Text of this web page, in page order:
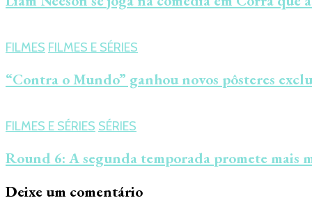
FILMES FILMES E SÉRIES
“Contra o Mundo” ganhou novos pôsteres
FILMES E SÉRIES SÉRIES
Round 6: A segunda temporada promete mais
Deixe um comentário